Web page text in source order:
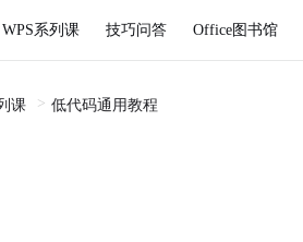
WPS系列课 技巧问答 Office图书馆
课 低代码通用教程